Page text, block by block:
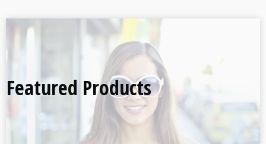
Featured Products